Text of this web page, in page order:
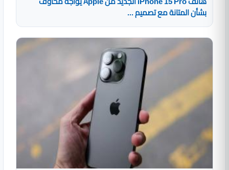
بشأن المتانة مع تصميم ...